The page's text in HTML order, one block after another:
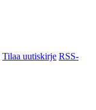
Tilaa uutiskirje RSS-